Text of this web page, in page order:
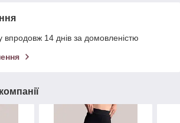
впродовж 14 днів за домовленістю